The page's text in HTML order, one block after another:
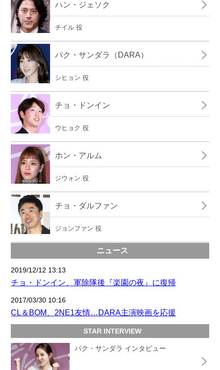
ハン・ジェソク
チイル 役
パク・サンダラ（DARA）
シヒョン 役
チョ・ドンイン
ウヒョク 役
ホン・アルム
ジウォン 役
チョ・ダルファン
ジョンファン 役
ニュース
2019/12/12 13:13
チョ・ドンイン、軍除隊後『楽園の夜』に復帰
2017/03/30 10:16
CL＆BOM、2NE1友情…DARA主演映画を応援
STAR INTERVIEW
パク・サンダラ インタビュー